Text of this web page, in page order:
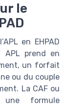
le
en EHPAD
APL prend en
un forfait
ou du couple
La CAF ou
formule